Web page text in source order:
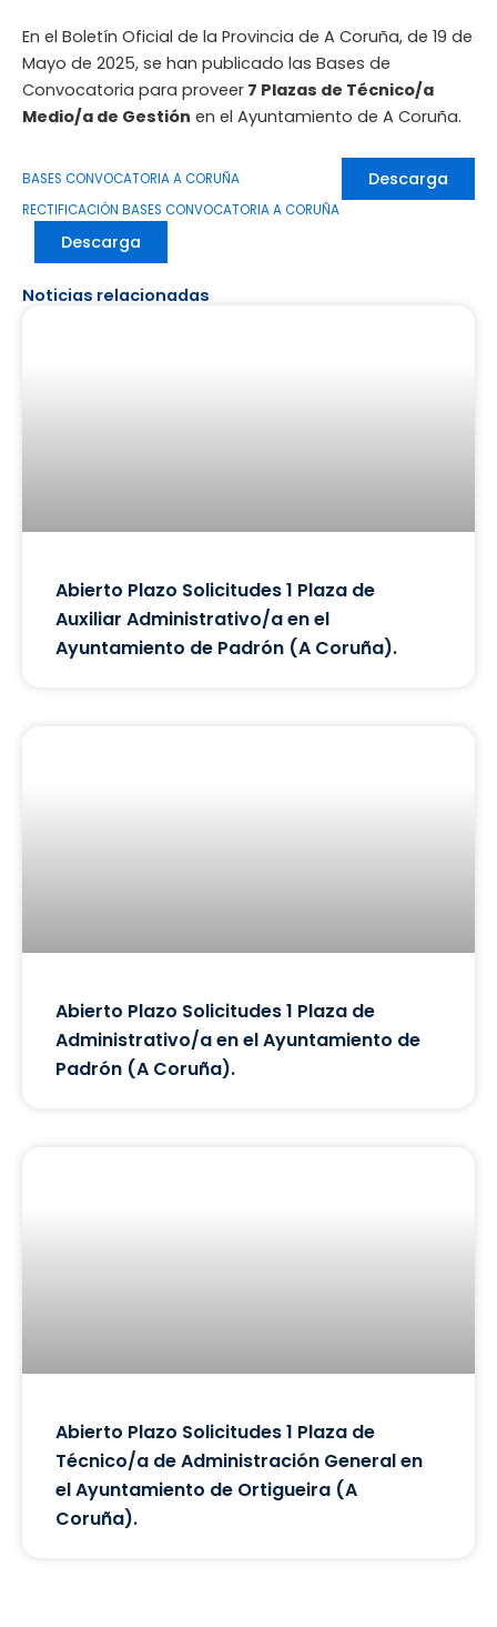
En el Boletín Oficial de la Provincia de A Coruña, de 19 de
Mayo de 2025, se han publicado las Bases de
Convocatoria para proveer 7 Plazas de Técnico/a
Medio/a de Gestión en el Ayuntamiento de A Coruña.
BASES CONVOCATORIA A CORUÑA Descarga
RECTIFICACIÓN BASES CONVOCATORIA A CORUÑA
Descarga
Noticias relacionadas
Abierto Plazo Solicitudes 1 Plaza de
Auxiliar Administrativo/a en el
Ayuntamiento de Padrón (A Coruña).
Abierto Plazo Solicitudes 1 Plaza de
Administrativo/a en el Ayuntamiento de
Padrón (A Coruña).
Abierto Plazo Solicitudes 1 Plaza de
Técnico/a de Administración General en
el Ayuntamiento de Ortigueira (A
Coruña).